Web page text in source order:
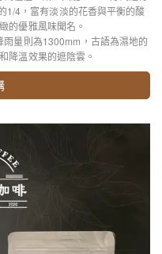
1/4，富有淡淡的花香與平衡的酸
的優雅風味聞名。
量則為1300mm，古語為濕地的
降溫效果的遮陰雲。